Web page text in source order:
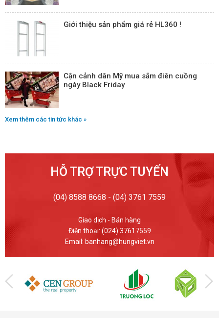
Giới thiệu sản phẩm giá rẻ HL360 !
Cận cảnh dân Mỹ mua sắm điên cuồng
ngày Black Friday
Xem thêm các tin tức khác »
HỖ TRỢ TRỰC TUYẾN
(04) 8588 8668 - (04) 3761 7559
Giao dịch - Bán hàng
Điện thoại: (024) 37617559
Email: banhang@hungviet.vn